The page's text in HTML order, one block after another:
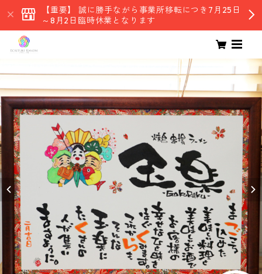
【重要】 誠に勝手ながら事業所移転につき7月25日
～8月2日臨時休業となります